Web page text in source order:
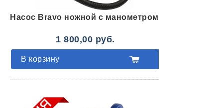
Насос Bravo ножной с манометром
В корзину
1 800,00 руб.